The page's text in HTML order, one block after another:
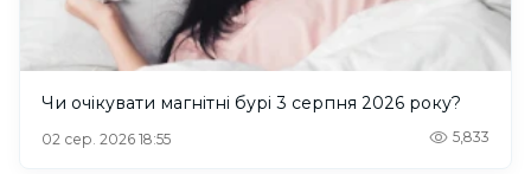
Чи очікувати магнітні бурі 3 серпня 2026 року?
02 сер. 2026 18:55 5,833